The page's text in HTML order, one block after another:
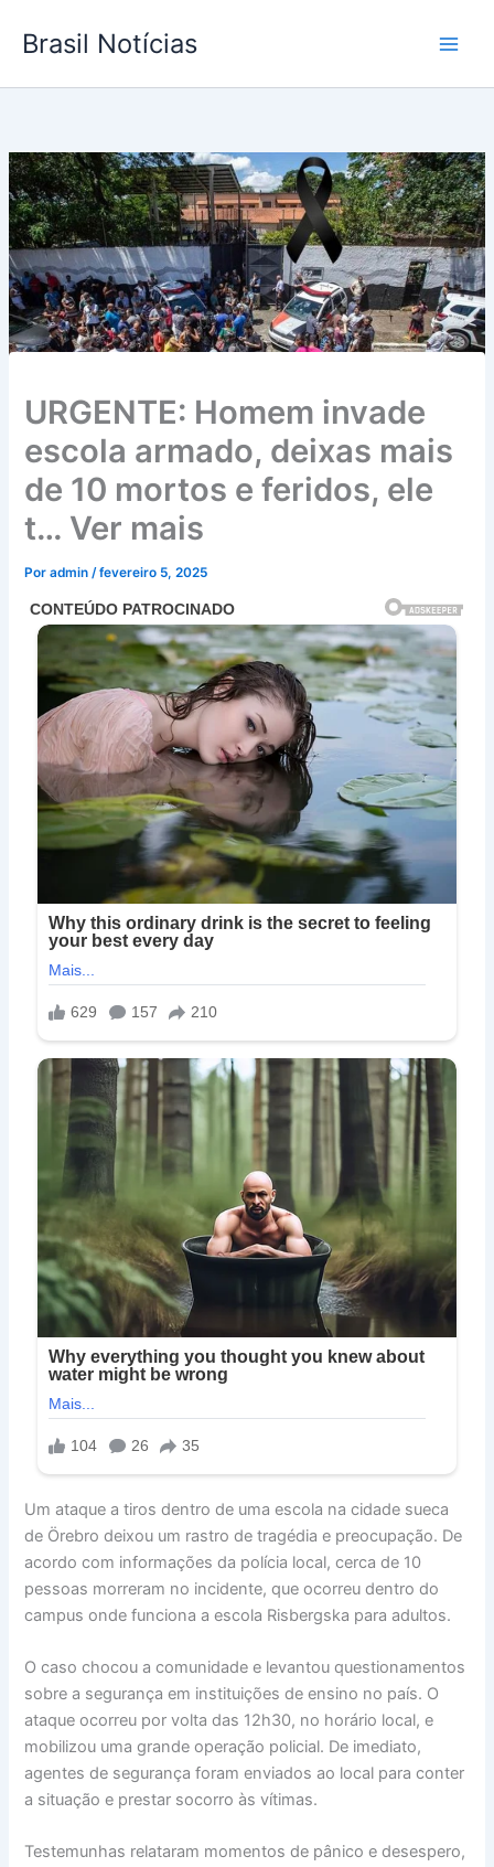
para
conteúdo
Brasil Notícias
URGENTE: Homem invade
escola armado, deixas mais
de 10 mortos e feridos, ele
t… Ver mais
Poradmin /fevereiro 5, 2025
Um ataque a tiros dentro de uma escola na cidade sueca
de Örebro deixou um rastro de tragédia e preocupação. De
acordo com informações da polícia local, cerca de 10
pessoas morreram no incidente, que ocorreu dentro do
campus onde funciona a escola Risbergska para adultos.
O caso chocou a comunidade e levantou questionamentos
sobre a segurança em instituições de ensino no país. O
ataque ocorreu por volta das 12h30, no horário local, e
mobilizou uma grande operação policial. De imediato,
agentes de segurança foram enviados ao local para conter
a situação e prestar socorro às vítimas.
Testemunhas relataram momentos de pânico e desespero,